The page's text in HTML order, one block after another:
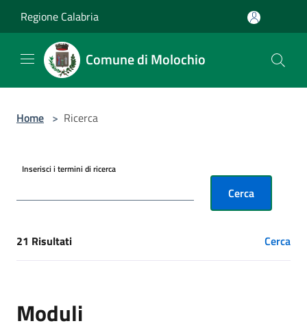
Regione Calabria
Comune di Molochio
Home > Ricerca
Inserisci i termini di ricerca
Cerca
[results] Risultati
21 Risultati Cerca
Moduli